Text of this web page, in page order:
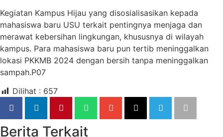
Kegiatan Kampus Hijau yang disosialisasikan kepada
mahasiswa baru USU terkait pentingnya menjaga dan
merawat kebersihan lingkungan, khususnya di wilayah
kampus. Para mahasiswa baru pun tertib meninggalkan
lokasi PKKMB 2024 dengan bersih tanpa meninggalkan
sampah.P07
Dilihat : 657
Berita Terkait